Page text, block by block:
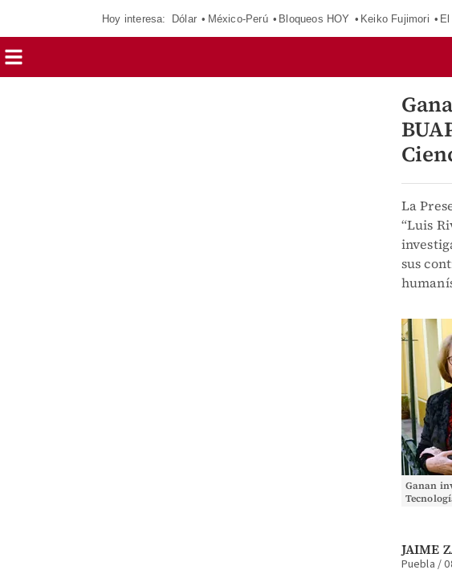
Hoy interesa: Dólar México-Perú Bloqueos HOY Keiko Fujimori El
La
“Luis
sus
Ganan
JAIME
Puebla /